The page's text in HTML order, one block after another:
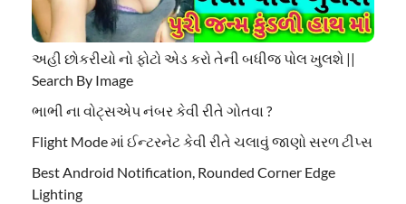
અહી છોકરીયો નો ફોટો એડ કરો તેની બધીજ પોલ ખુલશે ||
Search By Image
ભાભી ના વોટ્સએપ નંબર કેવી રીતે ગોતવા ?
Flight Mode માં ઈન્ટરનેટ કેવી રીતે ચલાવું જાણો સરળ ટીપ્સ
Best Android Notification, Rounded Corner Edge
Lighting